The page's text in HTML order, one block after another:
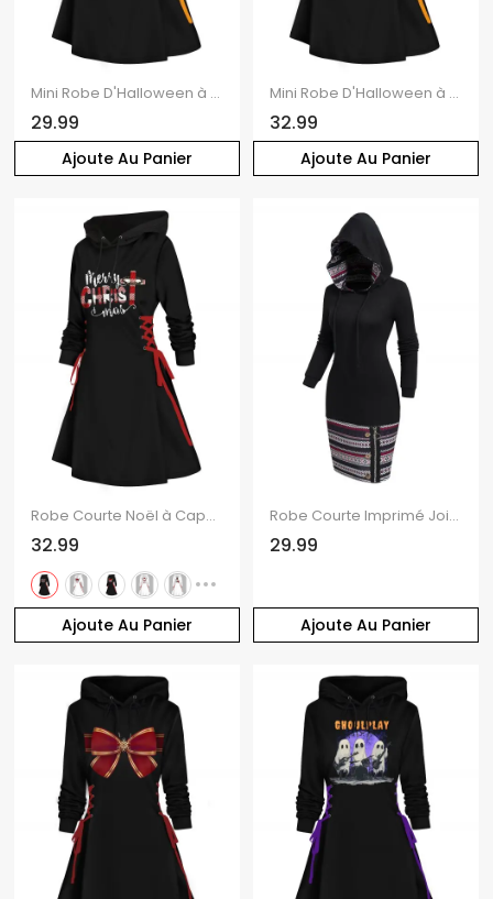
Ajoute Au Panier
Mini Robe D'Halloween à Capuche Crâne Imprimée à Lacets
29.99
Ajoute Au Panier
Mini Robe D'Halloween à Capuche Crâne et Tournesol Imprimés à Lacets
32.99
Ajoute Au Panier
Robe Courte Noël à Capuche à Lacets à Manches Longues
32.99
Ajoute Au Panier
Robe Courte Imprimé Jointif Tribal à Capuche à Manches Longues
29.99